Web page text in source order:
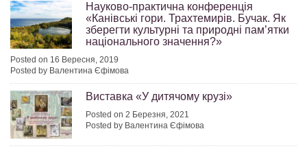
Науково-практична конференція
«Канівські гори. Трахтемирів. Бучак. Як
зберегти культурні та природні пам’ятки
національного значення?»
Posted on 16 Вересня, 2019
Posted by Валентина Єфімова
Виставка «У дитячому крузі»
Posted on 2 Березня, 2021
Posted by Валентина Єфімова